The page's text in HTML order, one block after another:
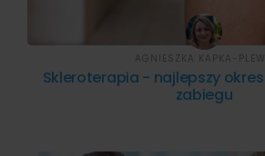
Skleroterapia - najlepszy
zabiegu
AGNIESZKA KAPKA-